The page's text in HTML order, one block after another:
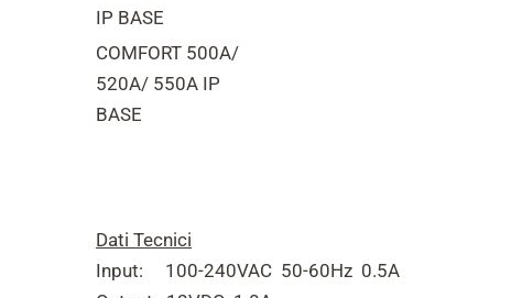
IP BASE
COMFORT 500A/
520A/ 550A IP
BASE
Dati Tecnici
Input: 100-240VAC 50-60Hz 0.5A